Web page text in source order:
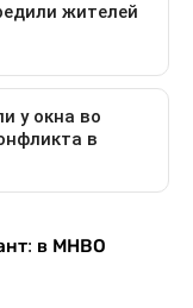
в МНВО